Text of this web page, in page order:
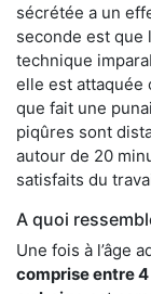
sécrétée a un
seconde est que
technique
elle est attaquée
que fait une
piqûres sont
autour de 20
satisfaits du
A quoi
Une fois à l’âge
comprise entre 4